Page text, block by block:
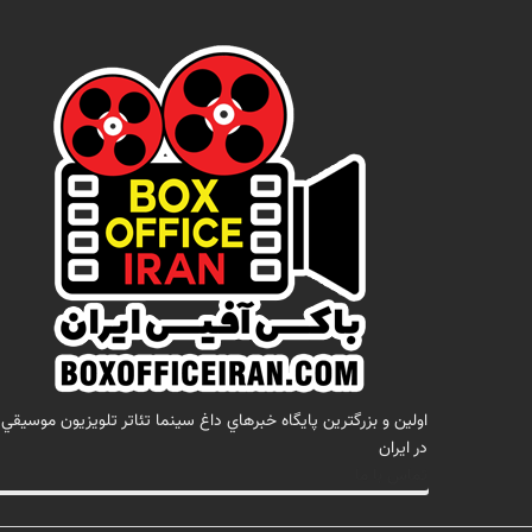
اولين و بزرگترين پايگاه خبرهاي داغ سينما تئاتر تلويزيون موسيقي
در ايران